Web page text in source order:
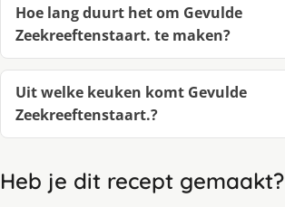
Hoe lang duurt het om Gevulde
Zeekreeftenstaart. te maken?
Uit welke keuken komt Gevulde
Zeekreeftenstaart.?
Heb je dit recept gemaakt?